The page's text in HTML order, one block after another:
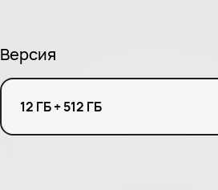
Версия
12 ГБ + 512 ГБ